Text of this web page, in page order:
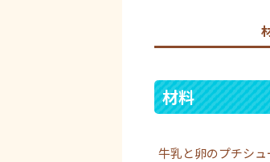
材料
牛乳と卵のプチシュ